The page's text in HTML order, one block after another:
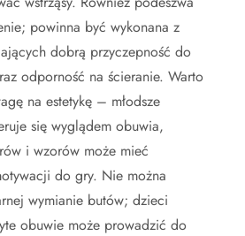
powinna być wykonana z
dobrą przyczepność do
odporność na ścieranie. Warto
na estetykę – młodsze
się wyglądem obuwia,
i wzorów może mieć
do gry. Nie można
wymianie butów; dzieci
obuwie może prowadzić do